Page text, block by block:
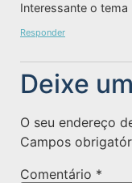
Interessante o tema
Responder
Deixe
O seu endereço
Campos
Comentário *